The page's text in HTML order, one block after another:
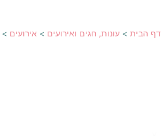
דף הבית >עונות, חגים ואירועים > אירועים >